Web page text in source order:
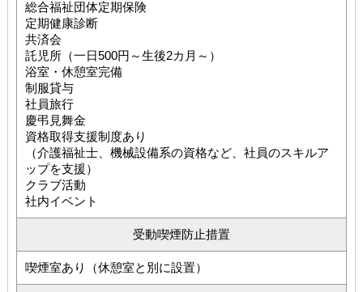
総合福祉団体定期保険
定期健康診断
共済会
託児所（一日500円～生後2カ月～）
浴室・休憩室完備
制服貸与
社員旅行
慶弔見舞金
資格取得支援制度あり
（介護福祉士、機械設備系の資格など、社員のスキルア
ップを支援）
クラブ活動
社内イベント
受動喫煙防止措置
喫煙室あり（休憩室と別に設置）